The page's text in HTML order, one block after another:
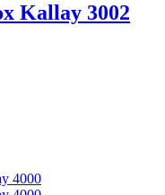
Kallay 3002